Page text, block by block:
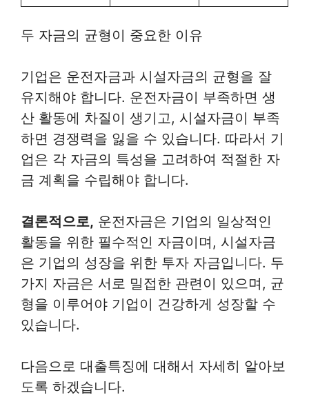
두 자금의 균형이 중요한 이유
기업은 운전자금과 시설자금의 균형을 잘
유지해야 합니다. 운전자금이 부족하면 생
산 활동에 차질이 생기고, 시설자금이 부족
하면 경쟁력을 잃을 수 있습니다. 따라서 기
업은 각 자금의 특성을 고려하여 적절한 자
금 계획을 수립해야 합니다.
결론적으로, 운전자금은 기업의 일상적인
활동을 위한 필수적인 자금이며, 시설자금
은 기업의 성장을 위한 투자 자금입니다. 두
가지 자금은 서로 밀접한 관련이 있으며, 균
형을 이루어야 기업이 건강하게 성장할 수
있습니다.
다음으로 대출특징에 대해서 자세히 알아보
도록 하겠습니다.